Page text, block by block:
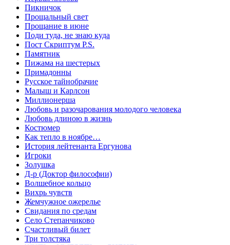
Пикничок
Прощальный свет
Прощание в июне
Поди туда, не знаю куда
Пост Скриптум P.S.
Памятник
Пижама на шестерых
Примадонны
Русское тайнобрачие
Малыш и Карлсон
Миллионерша
Любовь и разочарования молодого человека
Любовь длиною в жизнь
Костюмер
Как тепло в ноябре…
История лейтенанта Ергунова
Игроки
Золушка
Д-р (Доктор философии)
Волшебное кольцо
Вихрь чувств
Жемчужное ожерелье
Свидания по средам
Село Степанчиково
Счастливый билет
Три толстяка